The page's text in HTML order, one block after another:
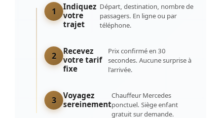
1
Indiquez
votre
trajet
Départ, destination, nombre de
passagers. En ligne ou par
téléphone.
2
Recevez
votre tarif
fixe
Prix confirmé en 30
secondes. Aucune surprise à
l'arrivée.
3
Voyagez
sereinement
Chauffeur Mercedes
ponctuel. Siège enfant
gratuit sur demande.